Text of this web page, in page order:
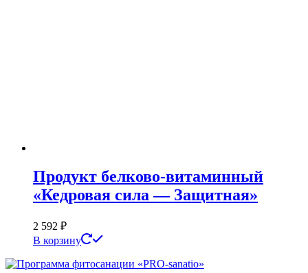
Продукт белково-витаминный
«Кедровая сила — Защитная»
2 592 ₽
В корзину